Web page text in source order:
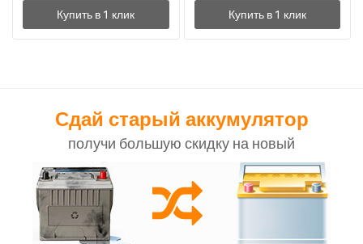
Сдай старый аккумулятор
получи большую скидку на новый